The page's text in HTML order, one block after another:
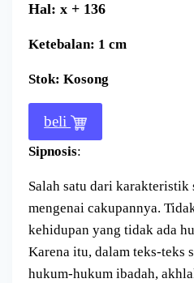
Hal: x + 136
Ketebalan: 1 cm
Stok: Kosong
beli
Sipnosis:
Salah satu dari karakteristik
mengenai cakupannya.
kehidupan yang tidak ada
Karena itu, dalam teks-teks
hukum-hukum ibadah,